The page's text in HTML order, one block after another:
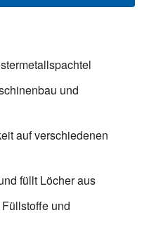
und
auf verschiedenen
füllt Löcher aus
und